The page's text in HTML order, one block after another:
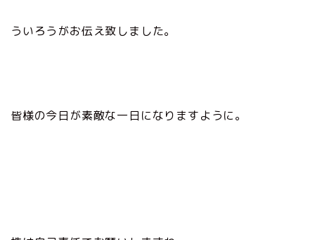
ういろうがお伝え致しました。
皆様の今日が素敵な一日になりますように。